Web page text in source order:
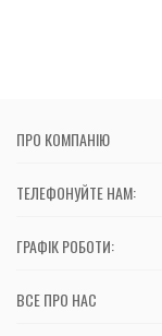
ПРО КОМПАНІЮ
ТЕЛЕФОНУЙТЕ НАМ:
ГРАФІК РОБОТИ:
ВСЕ ПРО НАС